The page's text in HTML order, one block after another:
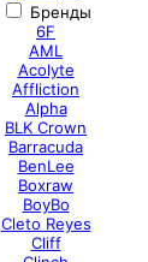
Бренды
6F
AML
Acolyte
Affliction
Alpha
BLK Crown
Barracuda
BenLee
Boxraw
BoyBo
Cleto Reyes
Cliff